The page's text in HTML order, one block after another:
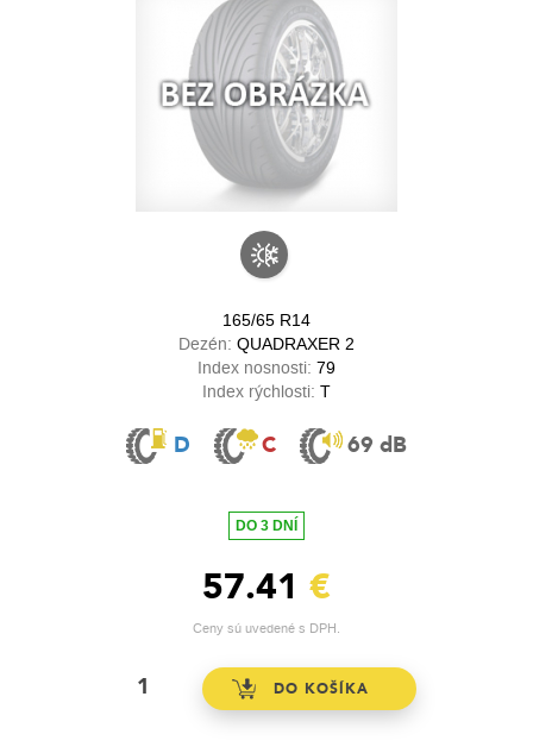
165/65 R14
Dezén: QUADRAXER 2
Index nosnosti: 79
Index rýchlosti: T
D C 69 dB
DO 3 DNÍ
57.41 €
Ceny sú uvedené s DPH.